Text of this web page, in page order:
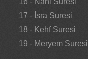
17 - İsra Suresi
18 - Kehf Suresi
19 - Meryem Suresi